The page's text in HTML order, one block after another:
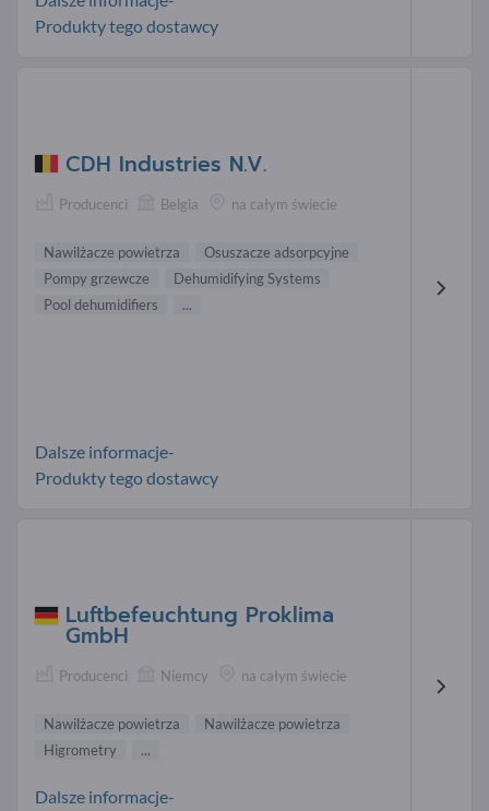
Produkty tego dostawcy
CDH Industries N.V.
Producenci Belgia na całym świecie
Nawilżacze powietrza
Osuszacze adsorpcyjne
Pompy grzewcze
Dehumidifying Systems
Pool dehumidifiers
...
Dalsze informacje-
Produkty tego dostawcy
Luftbefeuchtung Proklima
GmbH
Producenci Niemcy na całym świecie
Nawilżacze powietrza
Nawilżacze powietrza
Higrometry
...
Dalsze informacje-